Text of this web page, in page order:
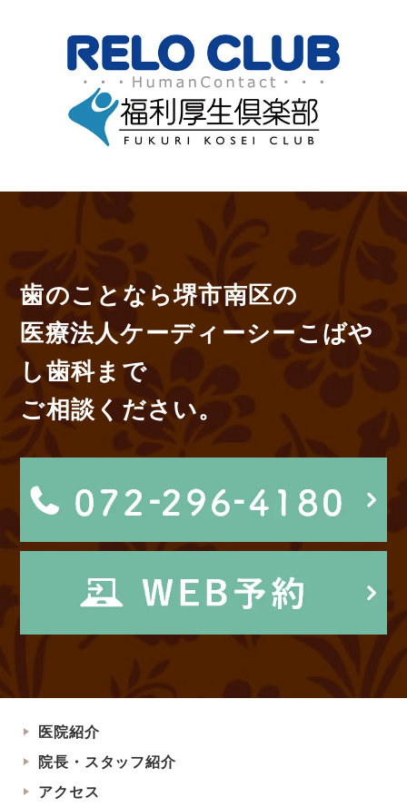
歯のことなら堺市南区の
医療法人ケーディーシーこばや
し歯科まで
ご相談ください。
医院紹介
院長・スタッフ紹介
アクセス